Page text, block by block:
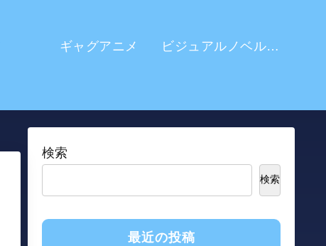
ギャグアニメ ビジュアルノベル系 アニメ
検索
検索
最近の投稿